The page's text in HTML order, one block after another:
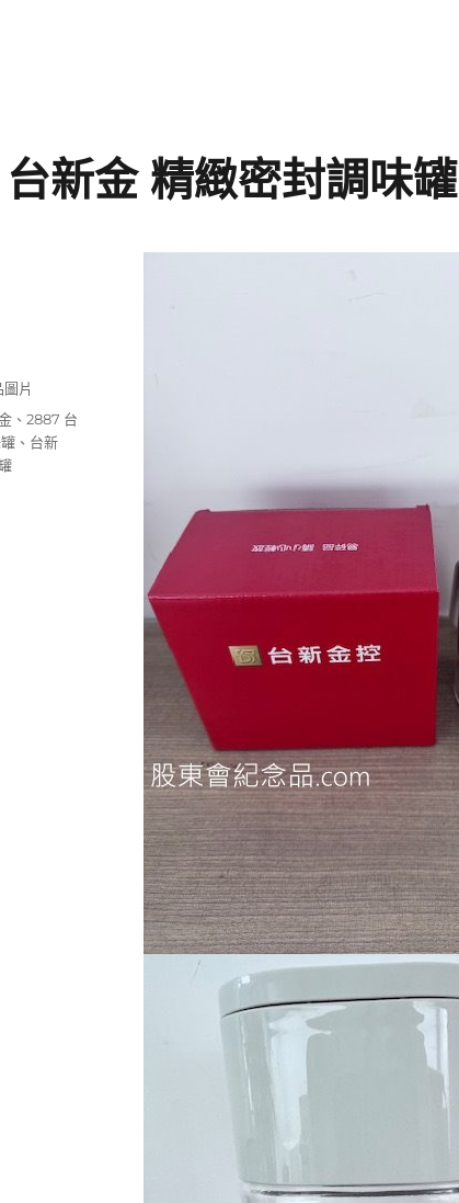
新金 精緻密封調味罐
片
、2887 台
、 台新